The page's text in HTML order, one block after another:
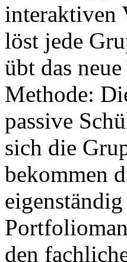
interaktiven
löst jede
übt das
Methode:
passive
sich die
bekommen
den